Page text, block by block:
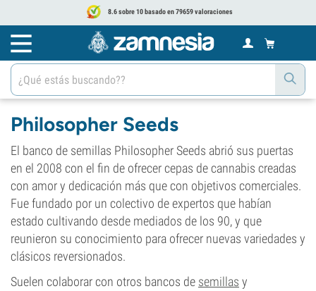
8.6 sobre 10 basado en 79659 valoraciones
Philosopher Seeds
El banco de semillas Philosopher Seeds abrió sus puertas
en el 2008 con el fin de ofrecer cepas de cannabis creadas
con amor y dedicación más que con objetivos comerciales.
Fue fundado por un colectivo de expertos que habían
estado cultivando desde mediados de los 90, y que
reunieron su conocimiento para ofrecer nuevas variedades y
clásicos reversionados.
Suelen colaborar con otros bancos de semillas y